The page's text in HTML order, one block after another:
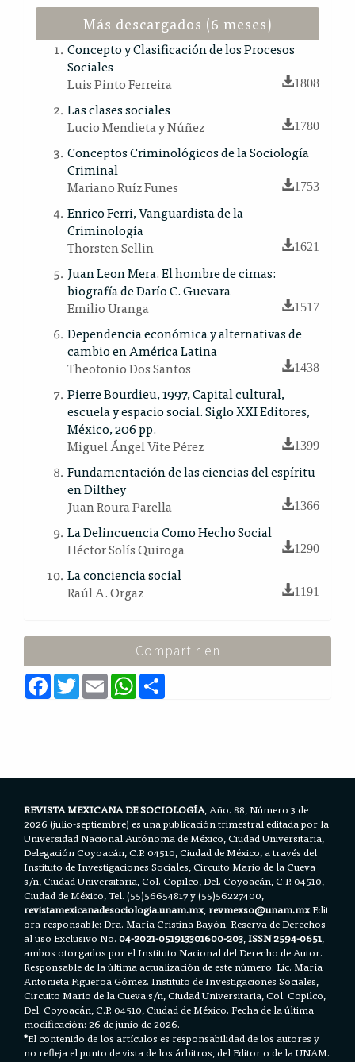
Más descargados (6 meses)
Concepto y Clasificación de los Procesos
Sociales
Luis Pinto Ferreira
1808
Las clases sociales
Lucio Mendieta y Núñez
1780
Conceptos Criminológicos de la Sociología
Criminal
Mariano Ruíz Funes
1753
Enrico Ferri, Vanguardista de la
Criminología
Thorsten Sellin
1621
Juan Leon Mera. El hombre de cimas:
biografía de Darío C. Guevara
Emilio Uranga
1517
Dependencia económica y alternativas de
cambio en América Latina
Theotonio Dos Santos
1438
Pierre Bourdieu, 1997, Capital cultural,
escuela y espacio social. Siglo XXI Editores,
México, 206 pp.
Miguel Ángel Vite Pérez
1399
Fundamentación de las ciencias del espíritu
en Dilthey
Juan Roura Parella
1366
La Delincuencia Como Hecho Social
Héctor Solís Quiroga
1290
La conciencia social
Raúl A. Orgaz
1191
Compartir en
F
a
c
T
w
E
m
a
W
h
a
REVISTA MEXICANA DE SOCIOLOGÍA, Año. 88, Número 3 de
2026 (julio-septiembre) es una publicación trimestral editada por la
Universidad Nacional Autónoma de México, Ciudad Universitaria,
Delegación Coyoacán, C.P. 04510, Ciudad de México, a través del
Instituto de Investigaciones Sociales, Circuito Mario de la Cueva
s/n, Ciudad Universitaria, Col. Copilco, Del. Coyoacán, C.P. 04510,
Ciudad de México, Tel. (55)56654817 y (55)56227400,
revistamexicanadesociologia.unam.mx,revmexso@unam.mxEdit
ora responsable: Dra. María Cristina Bayón. Reserva de Derechos
al uso Exclusivo No.04-2021-051913301600-203,ISSN 2594-0651,
ambos otorgados por el Instituto Nacional del Derecho de Autor.
Responsable de la última actualización de este número: Lic. María
Antonieta Figueroa Gómez. Instituto de Investigaciones Sociales,
Circuito Mario de la Cueva s/n, Ciudad Universitaria, Col. Copilco,
Del. Coyoacán, C.P. 04510, Ciudad de México. Fecha de la última
modificación: 26 de junio de 2026.
*El contenido de los artículos es responsabilidad de los autores y
no refleja el punto de vista de los árbitros, del Editor o de la UNAM.